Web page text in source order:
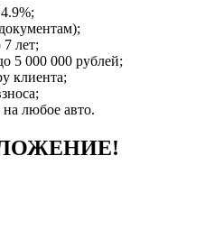
4.9%;
лет;
5 000 000 рублей;
клиента;
любое авто.